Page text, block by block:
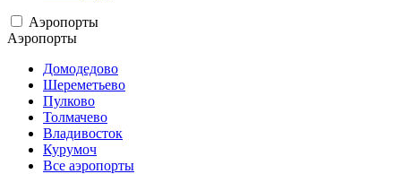
Аэропорты
Аэропорты
Домодедово
Шереметьево
Пулково
Толмачево
Владивосток
Курумоч
Все аэропорты